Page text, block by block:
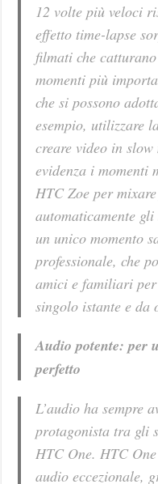
12 volte più veloci
effetto time-lapse
filmati che
momenti più
che si possono
esempio, utilizzare
creare video in
evidenza i
HTC Zoe per
automaticamente
un unico momento
professionale, che
amici e familiari
singolo istante e da
Audio potente: per
perfetto
L’audio ha sempre
protagonista tra gli
HTC One. HTC
audio eccezionale,